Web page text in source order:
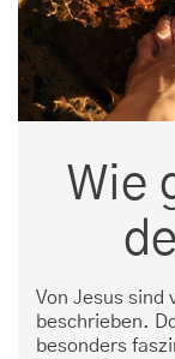
Wie
Von Jesus sind
beschrieben.
besonders